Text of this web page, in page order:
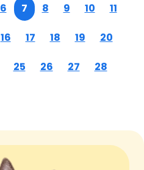
6 7 8 9 10 11
16 17 18 19 20
25 26 27 28